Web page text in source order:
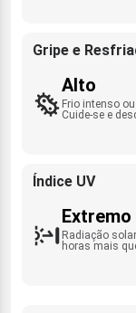
Gripe e
Alto
Frio intenso
Cuide-se e
Índice UV
Extremo
Radiação
horas mais